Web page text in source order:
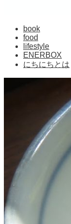
book
food
lifestyle
ENERBOX
にちにちとは